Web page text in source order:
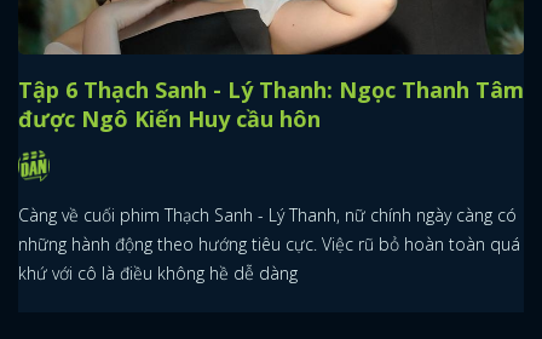
Tập 6 Thạch Sanh - Lý Thanh: Ngọc Thanh Tâm
được Ngô Kiến Huy cầu hôn
Càng về cuối phim Thạch Sanh - Lý Thanh, nữ chính ngày càng có
những hành động theo hướng tiêu cực. Việc rũ bỏ hoàn toàn quá
khứ với cô là điều không hề dễ dàng